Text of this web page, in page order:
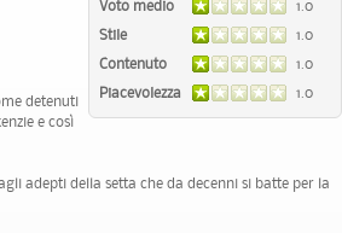
Voto medio
1.0
Stile
1.0
Contenuto
1.0
Piacevolezza
1.0
detenuti
e così
adepti della setta che da decenni si batte per la